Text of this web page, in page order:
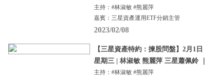
主持：#林淑敏 #熊麗萍
嘉賓：三星資產運用ETF分銷主管
2023/02/08
【三星資產特約：揀股問盤】2月1日
星期三 | 林淑敏 熊麗萍 三星蕭佩鈴 ｜
主持：#林淑敏 #熊麗萍